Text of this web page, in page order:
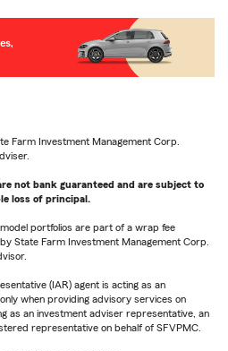
Farm Investment Management Corp.
not bank guaranteed and are subject to
loss of principal.
portfolios are part of a wrap fee
State Farm Investment Management Corp.
(IAR) agent is acting as an
when providing advisory services on
as an investment adviser representative, an
representative on behalf of SFVPMC.